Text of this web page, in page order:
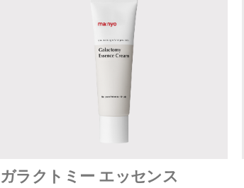
ガラクトミー エッセンス